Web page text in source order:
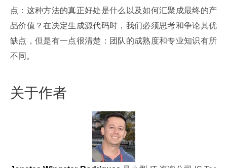
点：这种方法的真正好处是什么以及如何汇聚成最终的产
品价值？在决定生成源代码时，我们必须思考和争论其优
缺点，但是有一点很清楚：团队的成熟度和专业知识有所
不同。
关于作者